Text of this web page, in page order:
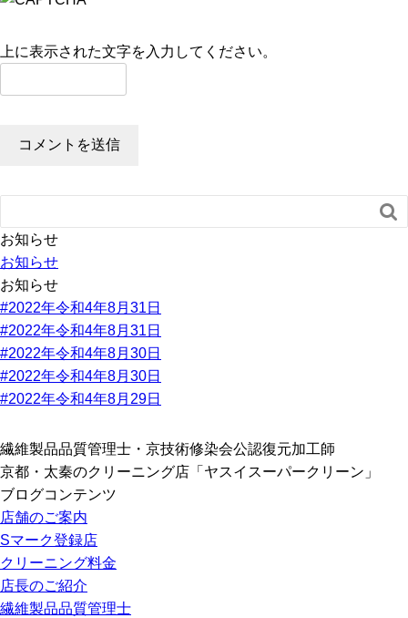
上に表示された文字を入力してください。

お知らせ
お知らせ
お知らせ
#2022年令和4年8月31日
#2022年令和4年8月31日
#2022年令和4年8月30日
#2022年令和4年8月30日
#2022年令和4年8月29日
繊維製品品質管理士・京技術修染会公認復元加工師
京都・太秦のクリーニング店「ヤスイスーパークリーン」
ブログコンテンツ
店舗のご案内
Sマーク登録店
クリーニング料金
店長のご紹介
繊維製品品質管理士